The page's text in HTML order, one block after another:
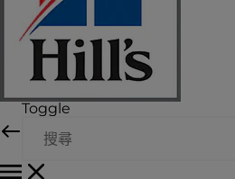
Toggle